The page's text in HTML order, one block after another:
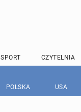
SPORT CZYTELNIA
POLSKA USA